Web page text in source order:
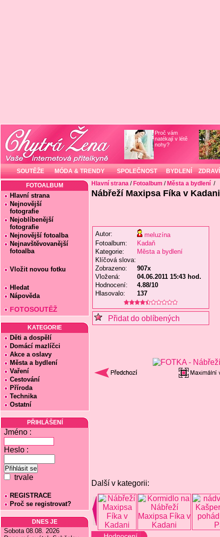
Proč vám
natékají v létě
nohy?
SOUTĚŽE MÓDA & TRENDY SPOLEČNOST BYDLENÍ ZDRAVÍ
FOTOALBUM
Hlavní strana
Nejnovější
fotografie
Nejoblíbenější
fotografie
Nejnovější fotoalba
Nejnavštěvovanější
fotoalba
Vložit novou fotku
Hledat
Nápověda
FOTOSOUTĚŽ
KATEGORIE
Děti a dospělí
Domácí mazlíčci
Akce a oslavy
Města a bydlení
Vaření
Cestování
Příroda
Technika
Ostatní
PŘIHLÁŠENÍ
Jméno :
Heslo :
trvale
REGISTRACE
Proč se registrovat?
DNES JE
Sobota 08.08. 2026
Hlavní strana / Fotoalbum / Města a bydlení /
Nábřeží Maxipsa Fíka v
Autor:
meluzína
Fotoalbum:
Kadaň
Kategorie:
Města a bydlení
Klíčová slova:
Zobrazeno:
907x
Vložená:
04.06.2011 15:43 hod.
Hodnocení:
4.88/10
Hlasovalo:
137
Přidat do oblíbených
Další v kategorii: